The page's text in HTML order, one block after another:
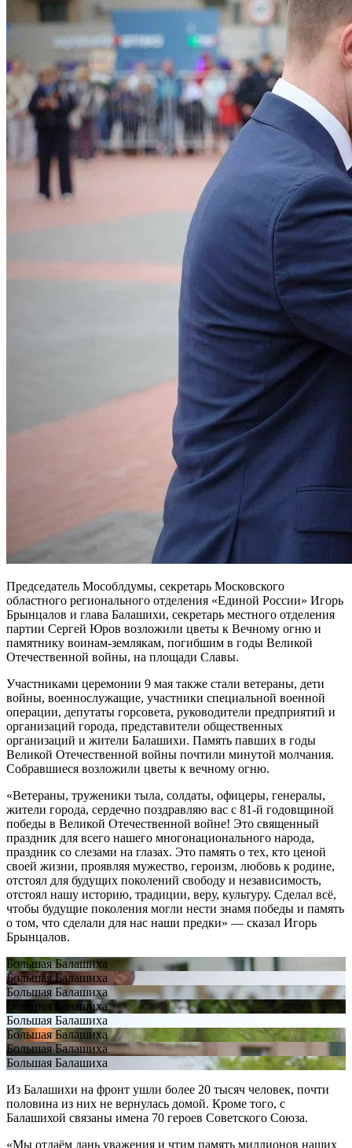
Председатель Мособлдумы, секретарь Московского
областного регионального отделения «Единой России» Игорь
Брынцалов и глава Балашихи, секретарь местного отделения
партии Сергей Юров возложили цветы к Вечному огню и
памятнику воинам-землякам, погибшим в годы Великой
Отечественной войны, на площади Славы.
Участниками церемонии 9 мая также стали ветераны, дети
войны, военнослужащие, участники специальной военной
операции, депутаты горсовета, руководители предприятий и
организаций города, представители общественных
организаций и жители Балашихи. Память павших в годы
Великой Отечественной войны почтили минутой молчания.
Собравшиеся возложили цветы к вечному огню.
«Ветераны, труженики тыла, солдаты, офицеры, генералы,
жители города, сердечно поздравляю вас с 81-й годовщиной
победы в Великой Отечественной войне! Это священный
праздник для всего нашего многонационального народа,
праздник со слезами на глазах. Это память о тех, кто ценой
своей жизни, проявляя мужество, героизм, любовь к родине,
отстоял для будущих поколений свободу и независимость,
отстоял нашу историю, традиции, веру, культуру. Сделал всё,
чтобы будущие поколения могли нести знамя победы и память
о том, что сделали для нас наши предки» — сказал Игорь
Брынцалов.
Большая Балашиха
Большая Балашиха
Большая Балашиха
Большая Балашиха
Большая Балашиха
Большая Балашиха
Большая Балашиха
Большая Балашиха
Из Балашихи на фронт ушли более 20 тысяч человек, почти
половина из них не вернулась домой. Кроме того, с
Балашихой связаны имена 70 героев Советского Союза.
«Мы отдаём дань уважения и чтим память миллионов наших